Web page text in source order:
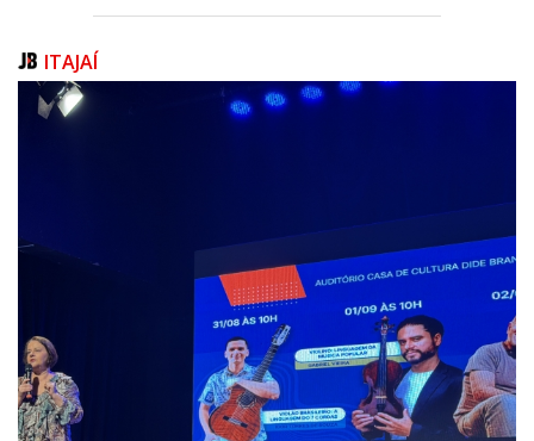
colecionadores da região.
A secretária de Cultura, Ana Vedana, destaca que a programação foi
pensada para atender públicos de todas as idades. “Preparamos um fim
de semana com atrações que valorizam a nossa cultura, os artistas locais
Programação – Festa Junina Cultura 2026 - 06 de junho
Espaço Cultural Nelson Santos
16h – Início das atividades com feira e alimentação
16h30 às 17h – Coral Infantojuvenil Vivaz
17h15 às 17h40 – Coral Vozes de Itapema
18h às 18h30 – Boi de Mamão Raiz da Terra
18h45 às 19h15 – Quadrilha do Projeto Cultura para Todos
19h15 às 19h30 – Pronunciamento da secretária e autoridades
19h40 às 21h – Bailinho para a Melhor Idade
21h30 às 23h – Show com a Banda Kevin e Wesley
23h – Encerramento das atividades
ITAJAÍ